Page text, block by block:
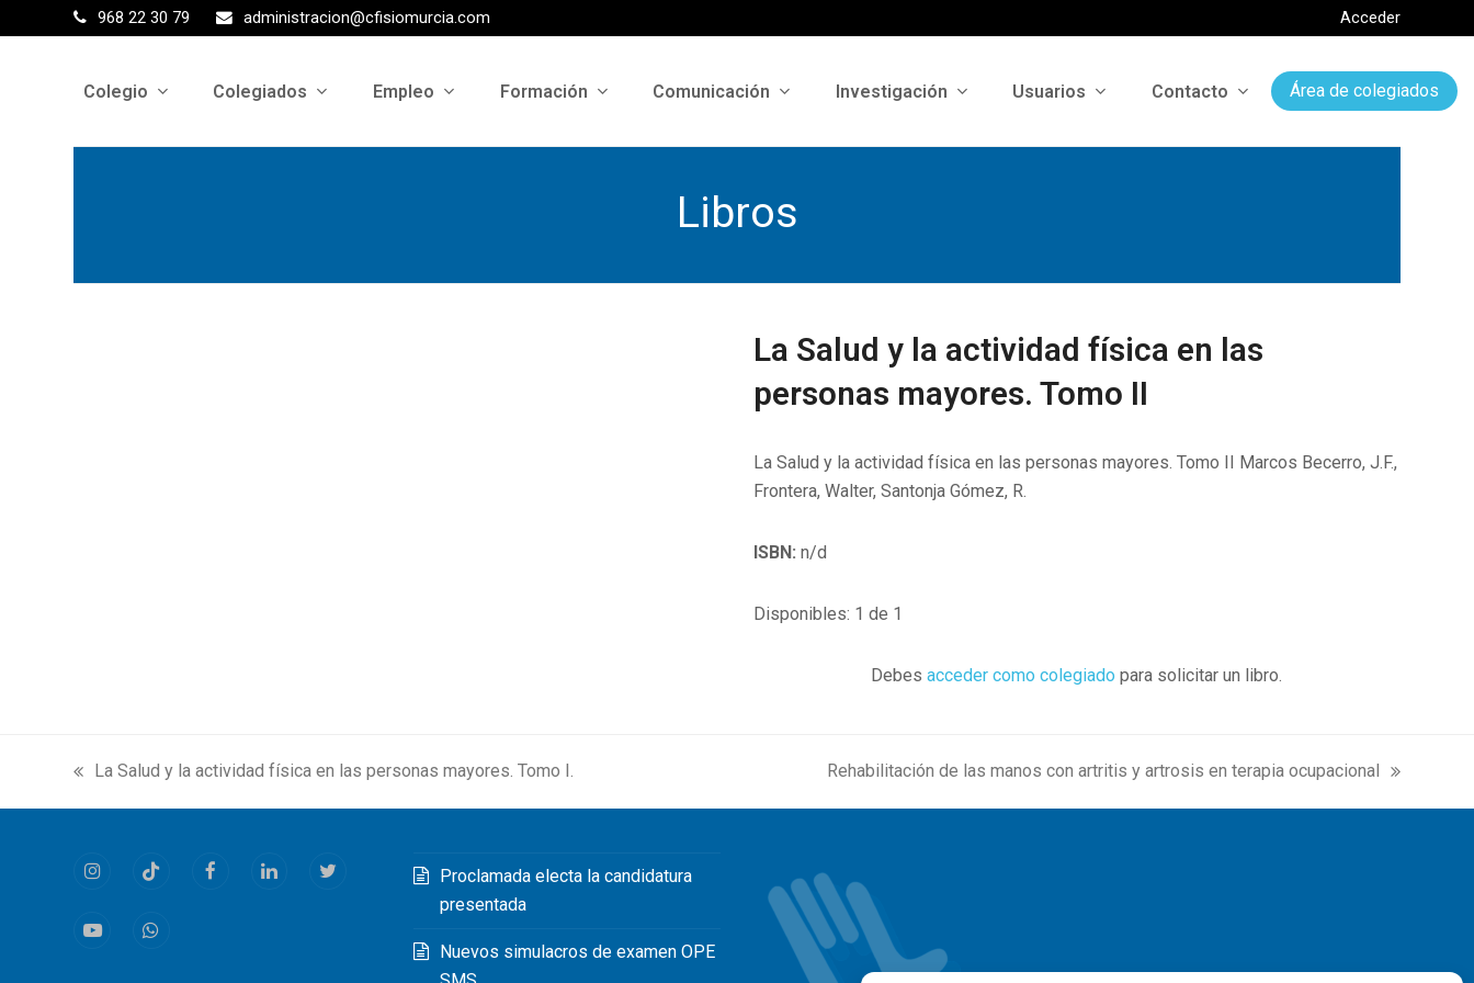
968 22 30 79 administracion@cfisiomurcia.com Acceder
Colegio Colegiados Empleo Formación Comunicación Investigación Usuarios Contacto Área de colegiados
Libros
La Salud y la actividad física en las
personas mayores. Tomo II
La Salud y la actividad física en las personas mayores. Tomo II Marcos Becerro, J.F.,
Frontera, Walter, Santonja Gómez, R.
ISBN: n/d
Disponibles: 1 de 1
Debesacceder como colegiado para solicitar un libro.
previous
post:
La Salud y la actividad física en las personas mayores. Tomo I.
next
post:
Rehabilitación de las manos con artritis y artrosis en terapia ocupacional
InstagramTiktok FacebookLinkedInTwitter
YoutubeWhatsapp
Proclamada electa la candidatura
presentada
Nuevos simulacros de examen OPE